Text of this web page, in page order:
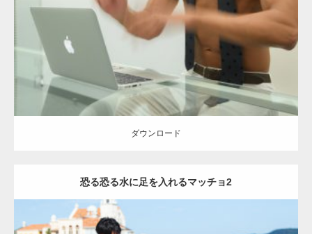
Category:オフィスのマッチョ その他 AKIHITO(細マッチョ) 大胸筋
ダウンロード
ダウンロード
恐る恐る水に足を入れるマッチョ2
【YouTube】マッチョフリー素材メンバーが
ギネス世界記録…
【TV】TBS番組「ひるおび」にてマッスルプ
ラスが紹介されま…